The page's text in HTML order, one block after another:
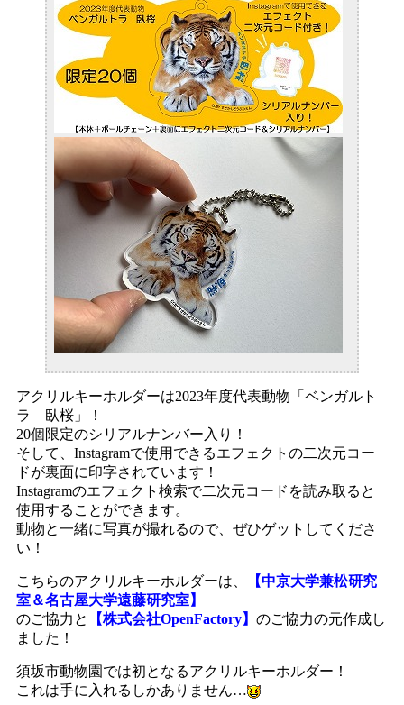
アクリルキーホルダーは2023年度代表動物「ベンガルト
ラ 臥桜」！
20個限定のシリアルナンバー入り！
そして、Instagramで使用できるエフェクトの二次元コー
ドが裏面に印字されています！
Instagramのエフェクト検索で二次元コードを読み取ると
使用することができます。
動物と一緒に写真が撮れるので、ぜひゲットしてくださ
い！
こちらのアクリルキーホルダーは、
【中京大学兼松研究
室＆名古屋大学遠藤研究室】
のご協力と
【株式会社OpenFactory】のご協力の元作成し
ました！
須坂市動物園では初となるアクリルキーホルダー！
これは手に入れるしかありません…